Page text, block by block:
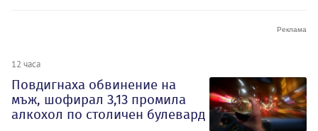
12 часа
Повдигнаха обвинение на
мъж, шофирал 3,13 промила
алкохол по столичен булевард